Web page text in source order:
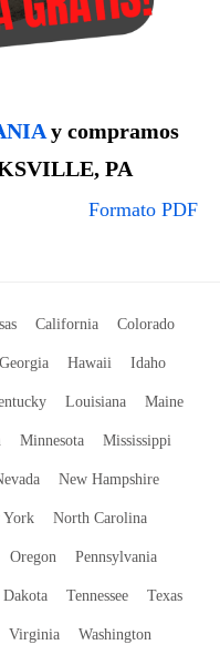
y compramos
PA
Formato PDF
California Colorado
Georgia Hawaii Idaho
Louisiana Maine
Minnesota Mississippi
New Hampshire
York North Carolina
Oregon Pennsylvania
Dakota Tennessee Texas
Virginia Washington